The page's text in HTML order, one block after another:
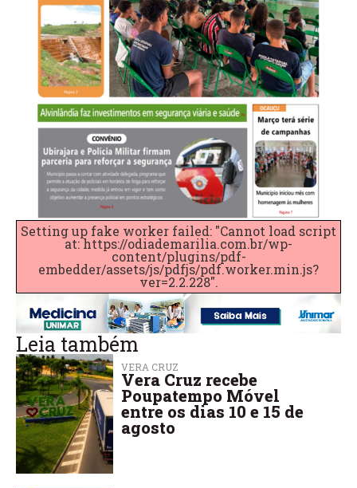
Setting up fake worker failed: "Cannot load script
at: https://odiademarilia.com.br/wp-
content/plugins/pdf-
embedder/assets/js/pdfjs/pdf.worker.min.js?
ver=2.2.228".
Leia também
VERA CRUZ
Vera Cruz recebe
Poupatempo Móvel
entre os dias 10 e 15 de
agosto